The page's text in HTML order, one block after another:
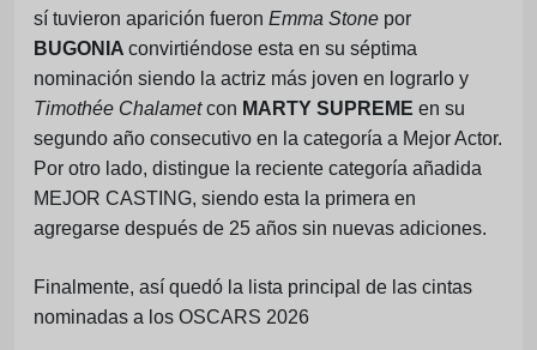
sí tuvieron aparición fueron Emma Stone por
BUGONIA convirtiéndose esta en su séptima
nominación siendo la actriz más joven en lograrlo y
Timothée Chalametcon MARTY SUPREME en su
segundo año consecutivo en la categoría a Mejor Actor.
Por otro lado, distingue la reciente categoría añadida
MEJOR CASTING, siendo esta la primera en
agregarse después de 25 años sin nuevas adiciones.
Finalmente, así quedó la lista principal de las cintas
nominadas a los OSCARS 2026